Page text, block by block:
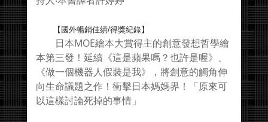
【國外暢銷佳績/得獎紀錄】
日本MOE繪本大賞得主的創意發想哲學繪
本第三發！延續《這是蘋果嗎？也許是喔》、
《做一個機器人假裝是我》，將創意的觸角伸
向生命議題之作！衝擊日本媽媽界！「原來可
以這樣討論死掉的事情」